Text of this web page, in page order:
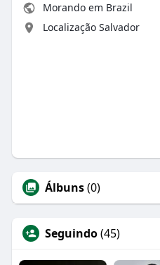
Morando em Brazil
Localização Salvador
Álbuns(0)
Seguindo(45)